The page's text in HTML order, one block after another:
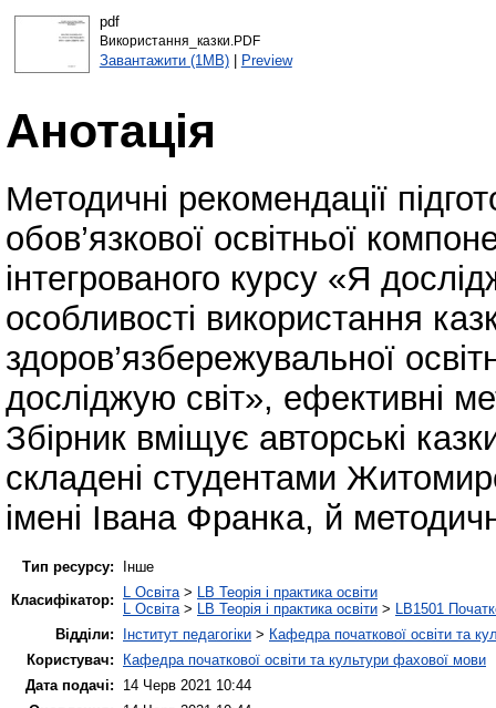
pdf
Використання_казки.PDF
Завантажити (1MB)| Preview
Анотація
Методичні рекомендації
обов’язкової освітньої
інтегрованого курсу «Я
особливості використання
здоров’язбережувальної
досліджую світ», ефективні
Збірник вміщує авторські
складені студентами
імені Івана Франка, й
Тип ресурсу:
Інше
Класифікатор:
L Освіта > LB Теорія і практика освіти
L Освіта > LB Теорія і практика освіти > LB1501
Відділи:
Інститут педагогіки > Кафедра початкової освіти та
Користувач:
Кафедра початкової освіти та культури фахової мови
Дата подачі:
14 Черв 2021 10:44